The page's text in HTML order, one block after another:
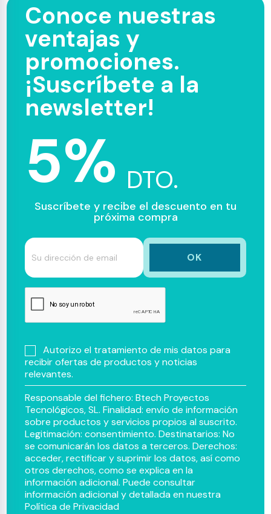
Conoce nuestras
ventajas y
promociones.
¡Suscríbete a la
newsletter!
5% DTO.
Suscríbete y recibe el descuento en tu
próxima compra
Autorizo el tratamiento de mis datos para
recibir ofertas de productos y noticias
relevantes.
Responsable del fichero: Btech Proyectos
Tecnológicos, SL. Finalidad: envío de información
sobre productos y servicios propios al suscrito.
Legitimación: consentimiento. Destinatarios: No
se comunicarán los datos a terceros. Derechos:
acceder, rectificar y suprimir los datos, así como
otros derechos, como se explica en la
información adicional. Puede consultar
información adicional y detallada en nuestra
Política de Privacidad